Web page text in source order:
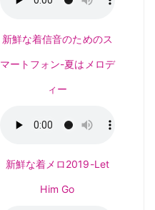
新鮮な着信音のためのス
マートフォン-夏はメロデ
ィー
新鮮な着メロ2019-Let
Him Go